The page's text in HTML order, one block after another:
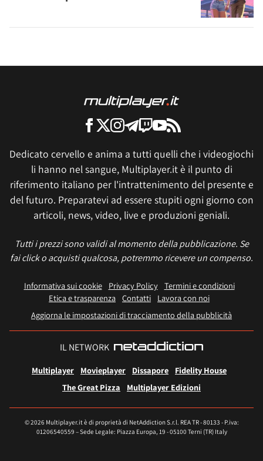
Dedicato cervello e anima a tutti quelli che i videogiochi
li hanno nel sangue, Multiplayer.it è il punto di
riferimento italiano per l'intrattenimento del presente e
del futuro. Preparatevi ad essere stupiti ogni giorno con
articoli, news, video, live e produzioni geniali.
Tutti i prezzi sono validi al momento della pubblicazione. Se
fai click o acquisti qualcosa, potremmo ricevere un compenso.
Informativa sui cookie Privacy Policy
Termini e condizioni
Etica e trasparenza Contatti
Lavora con noi
Aggiorna le impostazioni di tracciamento della pubblicità
IL NETWORK
Multiplayer Movieplayer Dissapore
Fidelity House
The Great Pizza
Multiplayer Edizioni
© 2026 Multiplayer.it è di proprietà di NetAddiction S.r.l. REA TR - 80133 - P.iva:
01206540559 – Sede Legale: Piazza Europa, 19 - 05100 Terni (TR) Italy